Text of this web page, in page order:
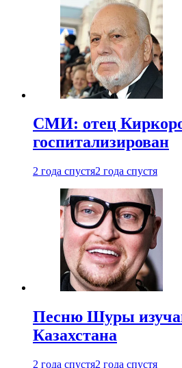
СМИ: отец
госпитализирован
2 года спустя2 года спустя
Песню Шуры
Казахстана
2 года спустя2 года спустя